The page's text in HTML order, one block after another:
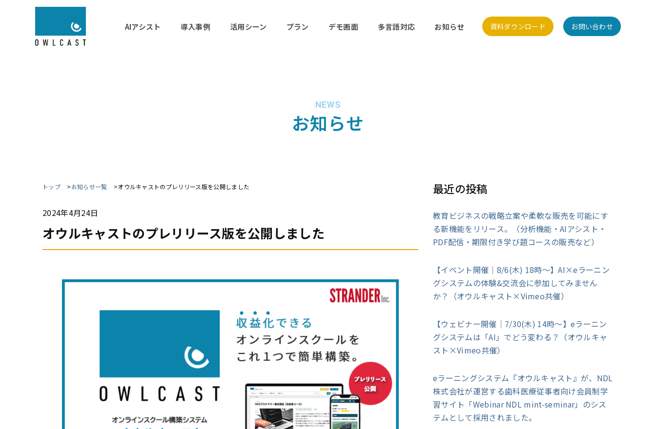
AIアシスト 導入事例 活用シーン プラン デモ画面 多言語対応 お知らせ 資料ダウンロード お問い合わせ
お知らせ
NEWS
トップ お知らせ一覧 オウルキャストのプレリリース版を公開しました
2024年4月24日
オウルキャストのプレリリース版を公開しました
最近の投稿
教育ビジネスの戦略立案や柔軟な販売を可能にす
る新機能をリリース。（分析機能・AIアシスト・
PDF配信・期限付き学び題コースの販売など）
【イベント開催｜8/6(木) 18時～】AI×eラーニン
グシステムの体験&交流会に参加してみません
か？（オウルキャスト×Vimeo共催）
【ウェビナー開催｜7/30(木) 14時～】eラーニン
グシステムは「AI」でどう変わる？（オウルキャ
スト×Vimeo共催）
eラーニングシステム『オウルキャスト』が、NDL
株式会社が運営する歯科医療従事者向け会員制学
習サイト「Webinar NDL mint-seminar」のシス
テムとして採用されました。